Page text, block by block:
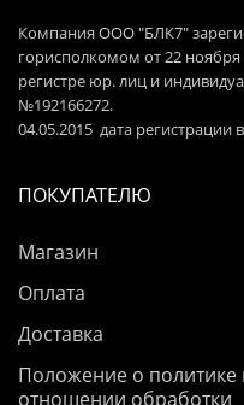
Компания ООО "БЛК7"
горисполкомом от 22 ноября
регистре юр. лиц и
№192166272.
04.05.2015 дата регистрации
ПОКУПАТЕЛЮ
Магазин
Оплата
Доставка
Положение о политике
отношении обработки